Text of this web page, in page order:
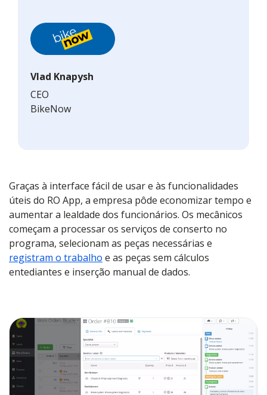
Vlad Knapysh
CEO
BikeNow
Graças à interface fácil de usar e às funcionalidades
úteis do RO App, a empresa pôde economizar tempo e
aumentar a lealdade dos funcionários. Os mecânicos
começam a processar os serviços de conserto no
programa, selecionam as peças necessárias e
registram o trabalho e as peças sem cálculos
entediantes e inserção manual de dados.